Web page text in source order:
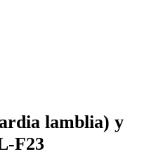
lamblia) у
F23